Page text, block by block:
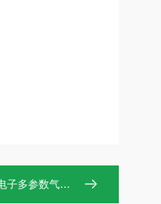
多参数气象仪